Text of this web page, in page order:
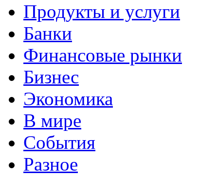
Продукты и услуги
Банки
Финансовые рынки
Бизнес
Экономика
В мире
События
Разное